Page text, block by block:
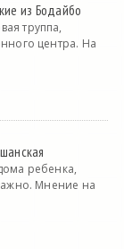
из Бодайбо
труппа,
центра. На
ребенка,
Мнение на